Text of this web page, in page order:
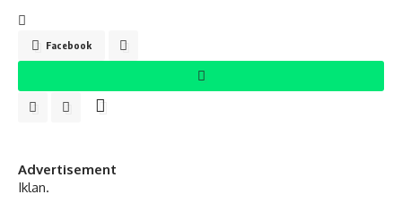
Facebook
Advertisement
Iklan.